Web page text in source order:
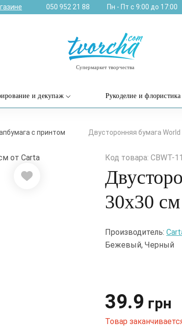
050 952 21 88 Пн - Пт с 9:00 до 17:00
Супермаркет творчества
и декупаж Рукоделие и флористика
с принтом Двусторонняя бумага
Код товара: CBWT-
30х30
Производитель:
Бежевый, Черный
39.9 грн
Товар